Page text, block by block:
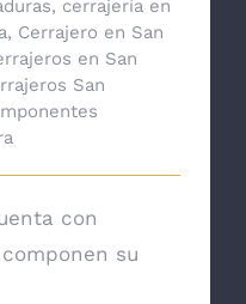
, cerrajería en
, Cerrajero en San
en San
San
con
su